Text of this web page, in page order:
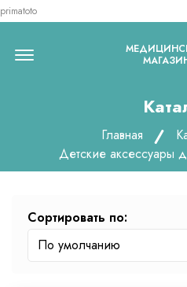
primatoto
Главная
Детские аксессуары
Сортировать по: